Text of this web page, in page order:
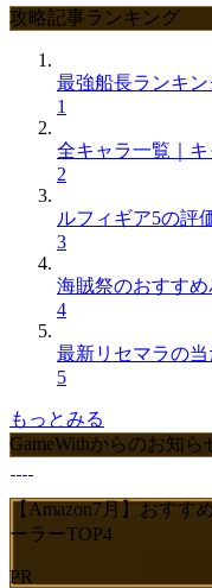
攻略記事ランキング
最強船長ランキン
1
全キャラ一覧｜
2
ルフィギア5の評
3
海賊祭のおすす
4
最新リセマラの
5
もっとみる
GameWithからのお知ら
【Amazon7月】おす
ーラーTOP4
PR